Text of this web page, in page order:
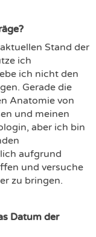
Stand der
ich
ich nicht den
Gerade die
Anatomie von
und meinen
aber ich bin
aufgrund
und versuche
zu bringen.
Datum der